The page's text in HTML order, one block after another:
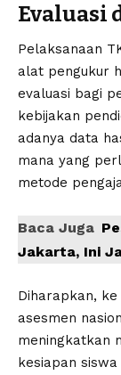
Evaluasi
Pelaksanaan
alat pengukur
evaluasi bagi
kebijakan
adanya data
mana yang
metode
Baca Juga
Jakarta, Ini
Diharapkan,
asesmen
meningkatkan
kesiapan